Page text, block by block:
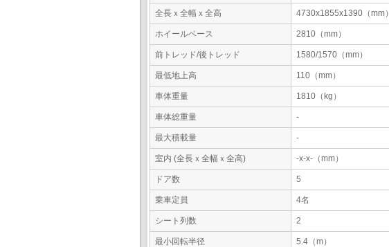
全長ｘ全幅ｘ全高 4730x1855x1390（mm）
ホイールベース 2810（mm）
前トレッド/後トレッド 1580/1570（mm）
最低地上高 110（mm）
車体重量 1810（kg）
車体総重量 -
最大積載量 -
室内 (全長ｘ全幅ｘ全高) -x-x-（mm）
ドア数 5
乗車定員 4名
シート列数 2
最小回転半径 5.4（m）